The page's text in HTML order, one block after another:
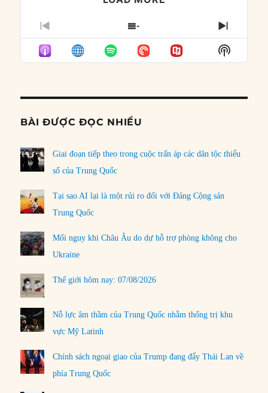
PREVIOUS
EPISODE
SHOW
EPISODES
LIST
NEXT
Show
Podcast
BÀI ĐƯỢC ĐỌC NHIỀU
Giai đoạn tiếp theo trong cuộc trấn áp các dân tộc thiểu
số của Trung Quốc
Tại sao AI lại là một rủi ro đối với Đảng Cộng sản
Trung Quốc
Mối nguy khi Châu Âu do dự hỗ trợ phòng không cho
Ukraine
Thế giới hôm nay: 07/08/2026
Nỗ lực âm thầm của Trung Quốc nhằm thống trị khu
vực Mỹ Latinh
Chính sách ngoại giao của Trump đang đẩy Thái Lan về
phía Trung Quốc